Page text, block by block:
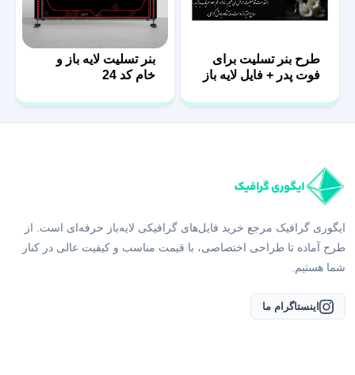
طرح بنر تسلیت برای
فوت پدر + فایل لایه باز
بنر تسلیت لایه باز و
خام کد 24
ایگوری گرافیک مرجع خرید فایل‌های گرافیکی لایه‌باز حرفه‌ای است. از
طرح آماده تا طراحی اختصاصی، با قیمت مناسب و کیفیت عالی در کنار
شما هستیم.
اینستاگرام ما